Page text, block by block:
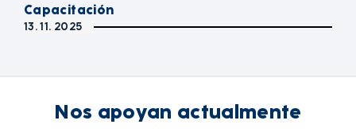
Capacitación
13. 11. 2025
Nos apoyan actualmente